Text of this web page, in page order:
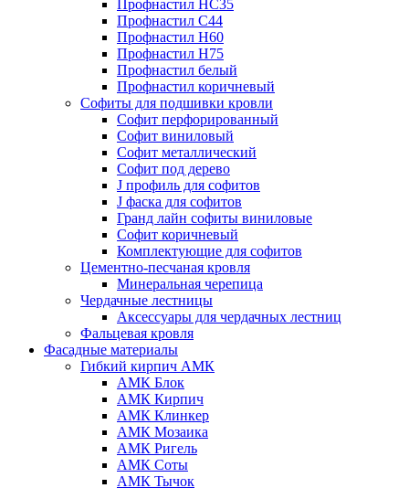
Профнастил НС35
Профнастил С44
Профнастил Н60
Профнастил Н75
Профнастил белый
Профнастил коричневый
Софиты для подшивки кровли
Cофит перфорированный
Софит виниловый
Софит металлический
Софит под дерево
J профиль для софитов
J фаска для софитов
Гранд лайн софиты виниловые
Софит коричневый
Комплектующие для софитов
Цементно-песчаная кровля
Минеральная черепица
Чердачные лестницы
Аксессуары для чердачных лестниц
Фальцевая кровля
Фасадные материалы
Гибкий кирпич АМК
АМК Блок
АМК Кирпич
АМК Клинкер
АМК Мозаика
АМК Ригель
АМК Соты
АМК Тычок